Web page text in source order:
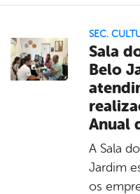
SEC.
Sala
Belo
Anual
A Sala
Jardim
os